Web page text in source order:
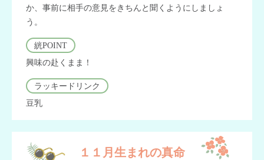
か、事前に相手の意見をきちんと聞くようにしましょ
う。
絖POINT
興味の赴くまま！
ラッキードリンク
豆乳
１１月生まれの真命